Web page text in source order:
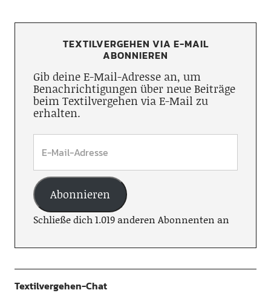
TEXTILVERGEHEN VIA E-MAIL
ABONNIEREN
Gib deine E-Mail-Adresse an, um
Benachrichtigungen über neue Beiträge
beim Textilvergehen via E-Mail zu
erhalten.
Abonnieren
Schließe dich 1.019 anderen Abonnenten an
Textilvergehen-Chat